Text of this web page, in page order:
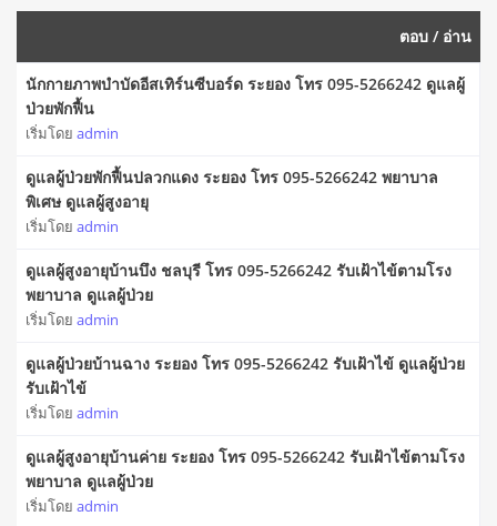
ตอบ / อ่าน
นักกายภาพบําบัดอีสเทิร์นซีบอร์ด ระยอง โทร 095-5266242 ดูแลผู้
ป่วยพักฟื้น
เริ่มโดย admin
ดูแลผู้ป่วยพักฟื้นปลวกแดง ระยอง โทร 095-5266242 พยาบาล
พิเศษ ดูแลผู้สูงอายุ
เริ่มโดย admin
ดูแลผู้สูงอายุบ้านบึง ชลบุรี โทร 095-5266242 รับเฝ้าไข้ตามโรง
พยาบาล ดูแลผู้ป่วย
เริ่มโดย admin
ดูแลผู้ป่วยบ้านฉาง ระยอง โทร 095-5266242 รับเฝ้าไข้ ดูแลผู้ป่วย
รับเฝ้าไข้
เริ่มโดย admin
ดูแลผู้สูงอายุบ้านค่าย ระยอง โทร 095-5266242 รับเฝ้าไข้ตามโรง
พยาบาล ดูแลผู้ป่วย
เริ่มโดย admin